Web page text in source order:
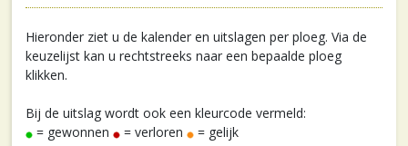
Hieronder ziet u de kalender en uitslagen per ploeg. Via de
keuzelijst kan u rechtstreeks naar een bepaalde ploeg
klikken.
Bij de uitslag wordt ook een kleurcode vermeld:
= gewonnen
= verloren = gelijk